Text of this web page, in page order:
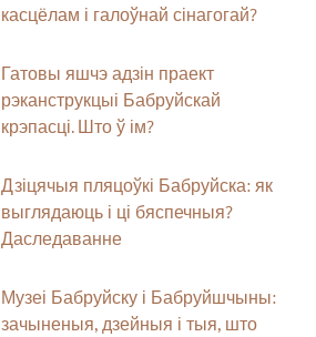
касцёлам і галоўнай сінагогай?
Гатовы яшчэ адзін праект
рэканструкцыі Бабруйскай
крэпасці. Што ў ім?
Дзіцячыя пляцоўкі Бабруйска: як
выглядаюць і ці бяспечныя?
Даследаванне
Музеі Бабруйску і Бабруйшчыны:
зачыненыя, дзейныя і тыя, што